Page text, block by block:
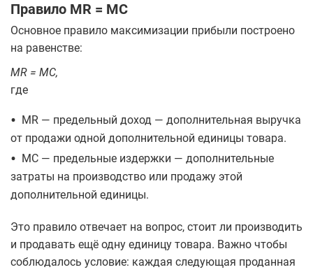
Правило MR = MC
Основное правило максимизации прибыли построено
на равенстве:
MR = MC,
где
• MR — предельный доход — дополнительная выручка
от продажи одной дополнительной единицы товара.
• MC — предельные издержки — дополнительные
затраты на производство или продажу этой
дополнительной единицы.
Это правило отвечает на вопрос, стоит ли производить
и продавать ещё одну единицу товара. Важно чтобы
соблюдалось условие: каждая следующая проданная